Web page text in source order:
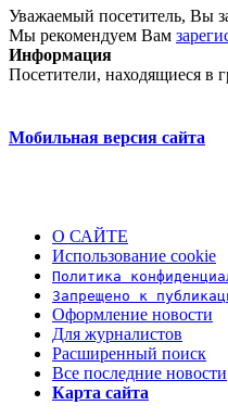
Уважаемый посетитель, Вы
Мы рекомендуем Вам
Информация
Посетители, находящиеся в
Мобильная версия сайта
О САЙТЕ
Использование cookie
Политика
Запрещено к
Оформление новости
Для журналистов
Расширенный поиск
Все последние новости
Карта сайта